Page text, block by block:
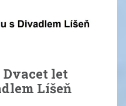
let
Líšeň